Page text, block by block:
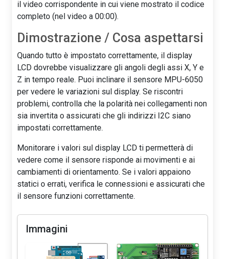
il video corrispondente in cui viene mostrato il codice
completo (nel video a 00:00).
Dimostrazione / Cosa aspettarsi
Quando tutto è impostato correttamente, il display
LCD dovrebbe visualizzare gli angoli degli assi X, Y e
Z in tempo reale. Puoi inclinare il sensore MPU-6050
per vedere le variazioni sul display. Se riscontri
problemi, controlla che la polarità nei collegamenti non
sia invertita o assicurati che gli indirizzi I2C siano
impostati correttamente.
Monitorare i valori sul display LCD ti permetterà di
vedere come il sensore risponde ai movimenti e ai
cambiamenti di orientamento. Se i valori appaiono
statici o errati, verifica le connessioni e assicurati che
il sensore funzioni correttamente.
Immagini